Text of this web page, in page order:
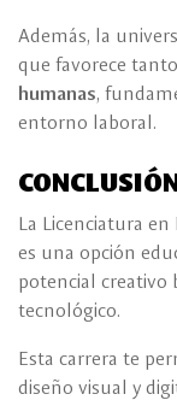
Además, la
que favorece
humanas,
entorno laboral.
La Licenciatura
es una opción
potencial creativo
tecnológico.
Esta carrera te
diseño visual y